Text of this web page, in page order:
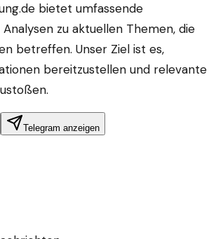
bietet umfassende
zu aktuellen Themen, die
betreffen. Unser Ziel ist es,
bereitzustellen und relevante
Telegram anzeigen